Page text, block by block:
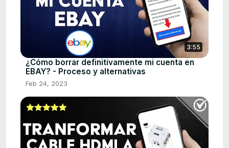
3:55
¿Cómo borrar definitivamente mi cuenta en
EBAY? - Proceso y alternativas
Feb 24, 2023